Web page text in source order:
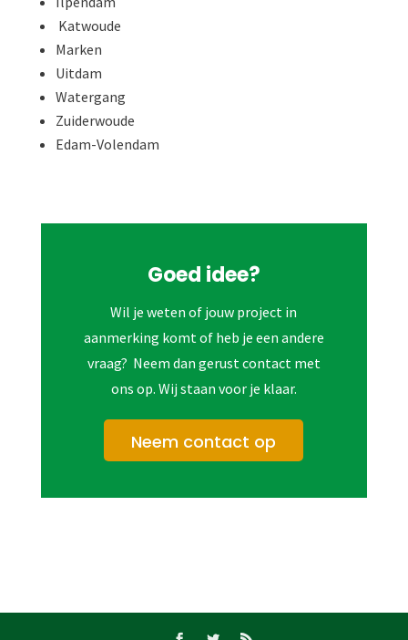
Katwoude
Marken
Uitdam
Watergang
Zuiderwoude
Edam-Volendam
Goed idee?
Wil je weten of jouw project in
aanmerking komt of heb je een andere
vraag? Neem dan gerust contact met
ons op. Wij staan voor je klaar.
Neem contact op